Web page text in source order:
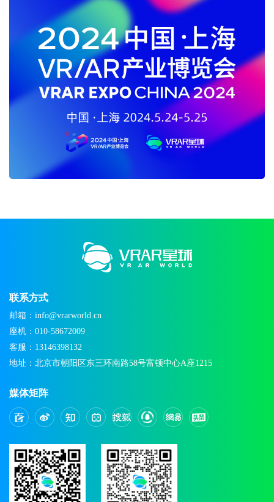
联系方式
邮箱：info@vrarworld.cn
座机：010-58672009
客服：13146398132
地址：北京市朝阳区东三环南路58号富顿中心A座1215
媒体矩阵